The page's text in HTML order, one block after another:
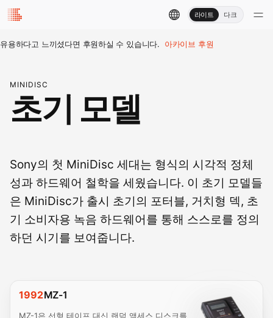
라이트 다크
유용하다고 느끼셨다면 후원하실 수 있습니다. 아카이브 후원
MINIDISC
초기 모델
Sony의 첫 MiniDisc 세대는 형식의 시각적 정체
성과 하드웨어 철학을 세웠습니다. 이 초기 모델들
은 MiniDisc가 출시 초기의 포터블, 거치형 덱, 초
기 소비자용 녹음 하드웨어를 통해 스스로를 정의
하던 시기를 보여줍니다.
1992MZ-1
MZ-1은 선형 테이프 대신 랜덤 액세스 디스크를